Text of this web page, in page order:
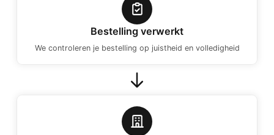
Bestelling verwerkt
We controleren je bestelling op juistheid en volledigheid